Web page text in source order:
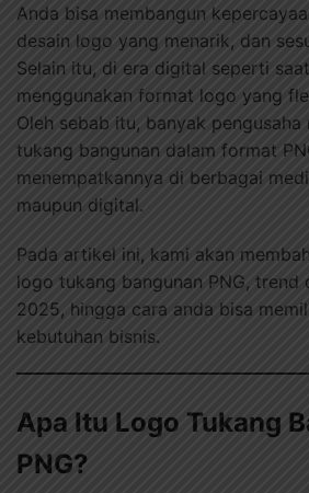
Anda bisa membangun
desain logo yang menarik, dan
Selain itu, di era digital seperti
menggunakan format logo yang
Oleh sebab itu, banyak pengusaha
tukang bangunan dalam format
menempatkannya di berbagai
maupun digital.
Pada artikel ini, kami akan
logo tukang bangunan PNG, trend
2025, hingga cara anda bisa
kebutuhan bisnis.
Apa Itu Logo Tukang
PNG?